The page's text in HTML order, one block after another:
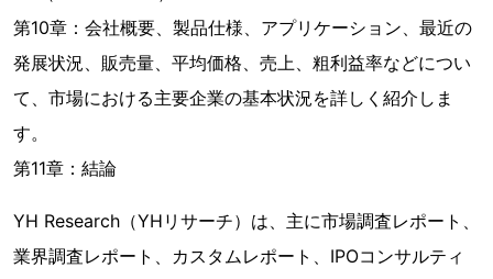
第10章：会社概要、製品仕様、アプリケーション、最近の
発展状況、販売量、平均価格、売上、粗利益率などについ
て、市場における主要企業の基本状況を詳しく紹介しま
す。
第11章：結論
YH Research（YHリサーチ）は、主に市場調査レポート、
業界調査レポート、カスタムレポート、IPOコンサルティ